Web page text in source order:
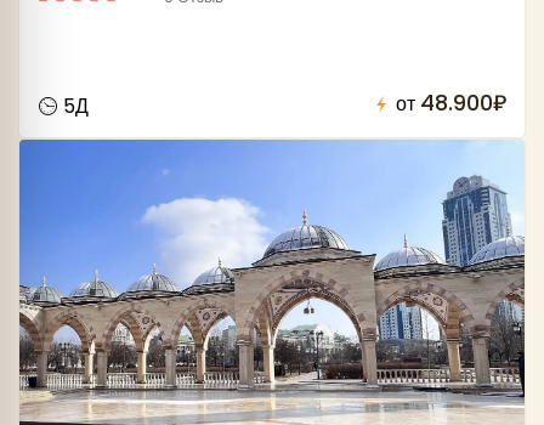
Посещая республики Северного Кавказа, не
забывайте о внешнем виде. Не рекомендуется в
теплый период оголение рук, короткие юбки,
для мужчин – шорты.
Туристская компания оставляет за собой право
менять время выезда последовательность
автобусных и пешеходных экскурсий, замену их
равноценными. Также возможна замена
заявленных по программе отелей на
равноценные.
5Д от 48.900₽